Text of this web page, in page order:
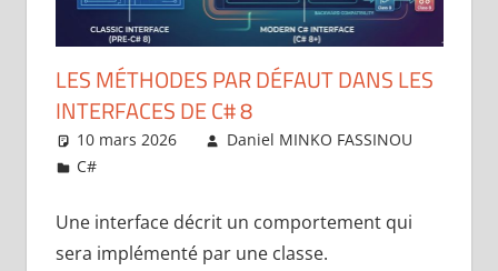
LES MÉTHODES PAR DÉFAUT DANS LES
INTERFACES DE C# 8
10 mars 2026
Daniel MINKO FASSINOU
C#
Une interface décrit un comportement qui
sera implémenté par une classe.